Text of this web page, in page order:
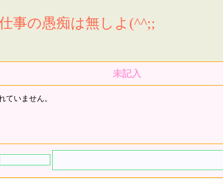
事の愚痴は無しよ(^^;;
未記入
ていません。